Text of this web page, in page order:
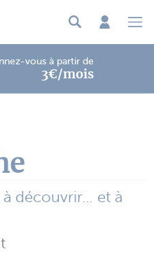
vous à partir de
3€/mois
découvrir… et à